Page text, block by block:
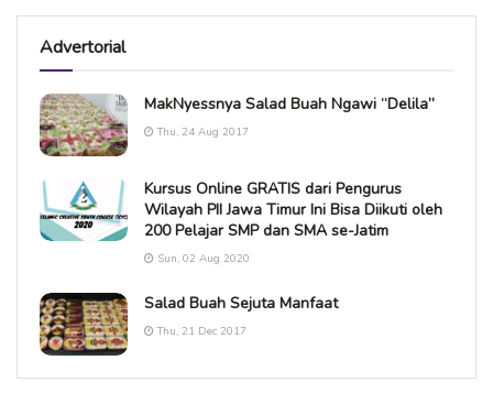
Advertorial
MakNyessnya Salad Buah Ngawi “Delila”
Thu, 24 Aug 2017
Kursus Online GRATIS dari Pengurus
Wilayah PII Jawa Timur Ini Bisa Diikuti oleh
200 Pelajar SMP dan SMA se-Jatim
Sun, 02 Aug 2020
Salad Buah Sejuta Manfaat
Thu, 21 Dec 2017